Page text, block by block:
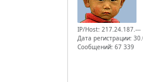
IP/Host: 217.24.187.---
Дата регистрации:
Сообщений: 67 339